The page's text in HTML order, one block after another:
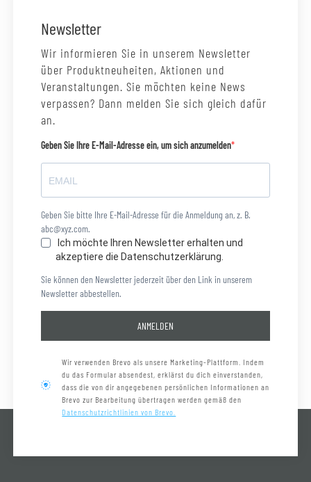
Newsletter
Wir informieren Sie in unserem Newsletter
über Produktneuheiten, Aktionen und
Veranstaltungen. Sie möchten keine News
verpassen? Dann melden Sie sich gleich dafür
an.
Geben Sie Ihre E-Mail-Adresse ein, um sich anzumelden
Geben Sie bitte Ihre E-Mail-Adresse für die Anmeldung an, z. B.
abc@xyz.com.
Ich möchte Ihren Newsletter erhalten und
akzeptiere die Datenschutzerklärung.
Sie können den Newsletter jederzeit über den Link in unserem
Newsletter abbestellen.
ANMELDEN
Wir verwenden Brevo als unsere Marketing-Plattform. Indem
du das Formular absendest, erklärst du dich einverstanden,
dass die von dir angegebenen persönlichen Informationen an
Brevo zur Bearbeitung übertragen werden gemäß den
Datenschutzrichtlinien von Brevo.